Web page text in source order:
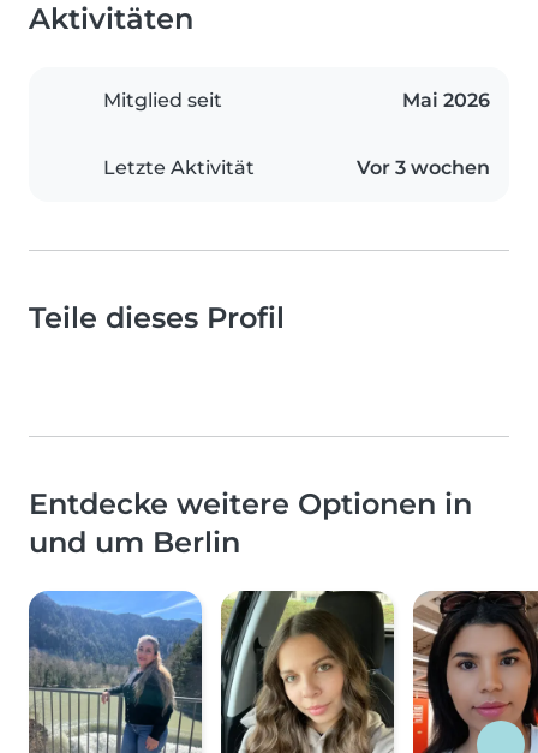
Aktivitäten
Mitglied seit Mai 2026
Letzte Aktivität Vor 3 wochen
Teile dieses Profil
Entdecke weitere Optionen in
und um Berlin